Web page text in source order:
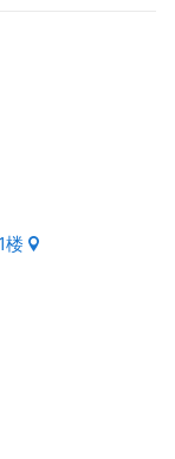
楼